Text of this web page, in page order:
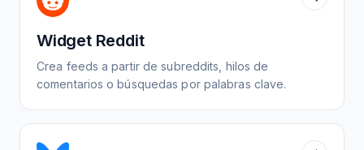
Widget Reddit
Crea feeds a partir de subreddits, hilos de
comentarios o búsquedas por palabras clave.